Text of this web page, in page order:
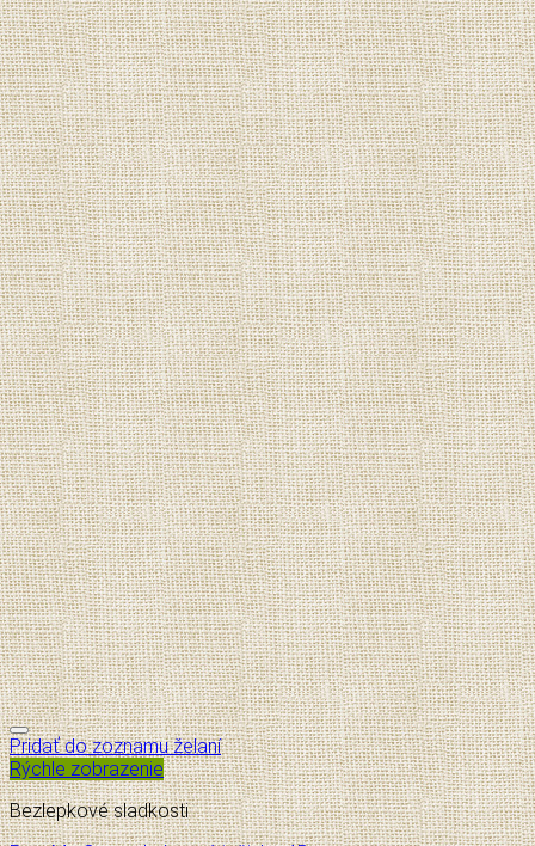
Pridať do zoznamu želaní
Rýchle zobrazenie
Bezlepkové sladkosti